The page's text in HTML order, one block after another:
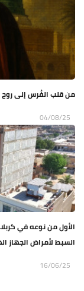
من قلب الفُرس إلى روح
04/08/25
الأول من نوعه في
السبط لأمراض الجهاز
16/06/25